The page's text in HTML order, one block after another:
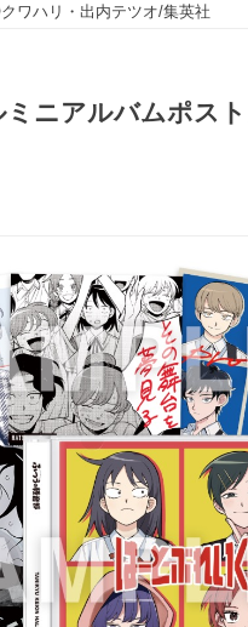
ワハリ・出内テツオ/集英社
ニアルバムポス